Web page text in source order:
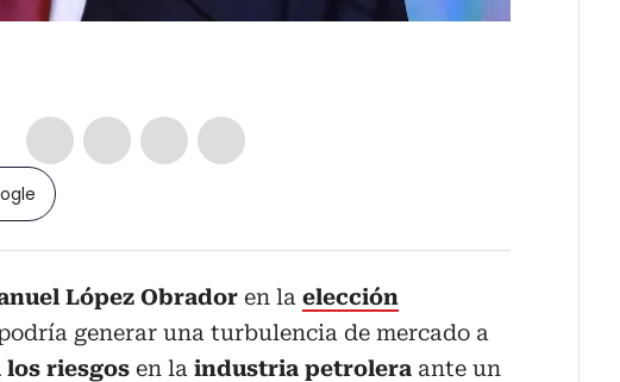
López Obrador en la elección
generar una turbulencia de mercado a
los riesgos en la industria petrolera ante un